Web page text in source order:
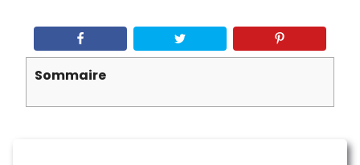
Sommaire